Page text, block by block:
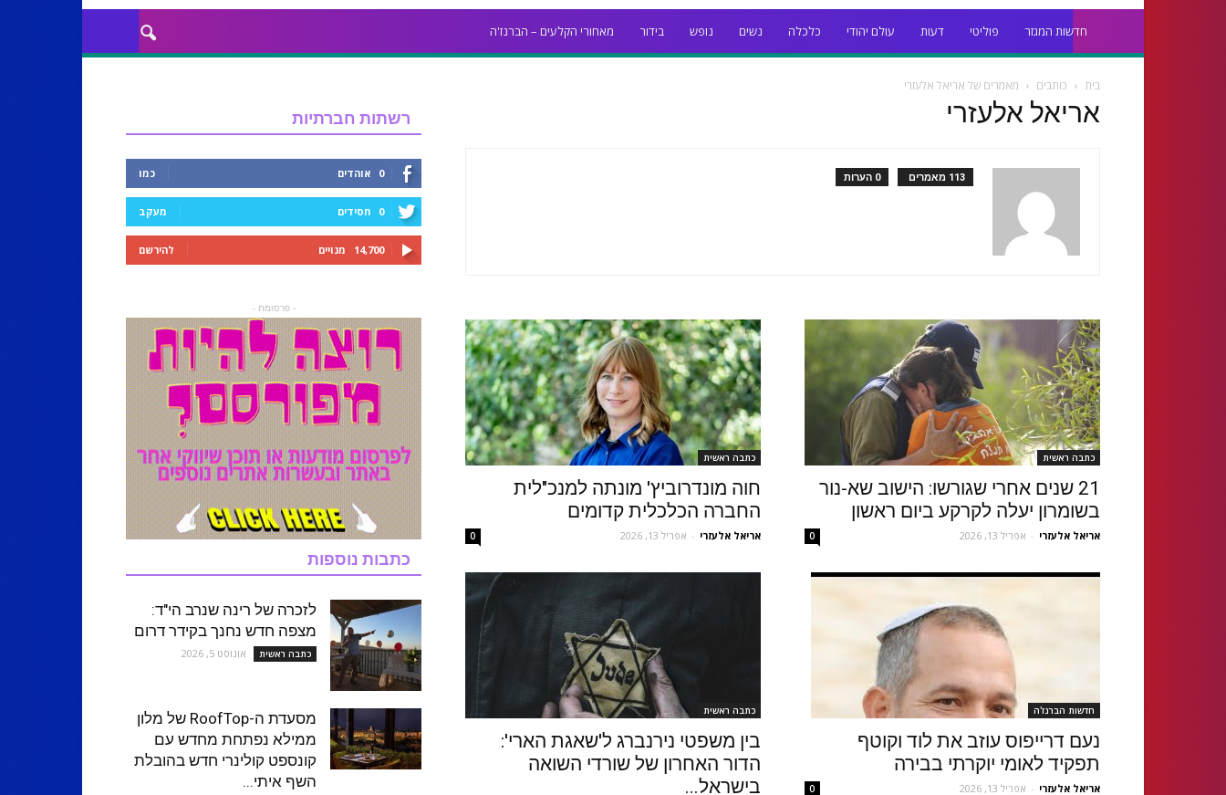
חדשות המגזר פוליטי דעות עולם יהודי כלכלה נשים נופש בידור מאחורי הקלעים – הברנז'ה
בית כותבים מאמרים של אריאל אלעזרי
אריאל אלעזרי
113 מאמרים 0 הערות
כתבה ראשית
21 שנים אחרי שגורשו: הישוב שא-נור
בשומרון יעלה לקרקע ביום ראשון
אריאל אלעזרי - אפריל 13, 2026 0
כתבה ראשית
חוה מונדרוביץ' מונתה למנכ"לית
החברה הכלכלית קדומים
אריאל אלעזרי - אפריל 13, 2026 0
חדשות הברנז'ה
נעם דרייפוס עוזב את לוד וקוטף
תפקיד לאומי יוקרתי בבירה
אריאל אלעזרי - אפריל 13, 2026 0
כתבה ראשית
בין משפטי נירנברג ל'שאגת הארי':
הדור האחרון של שורדי השואה
בישראל...
רשתות חברתיות
0 אוהדים כמו
0 חסידים מעקב
14,700 מנויים להירשם
- פרסומת -
כתבות נוספות
לזכרה של רינה שנרב הי"ד:
מצפה חדש נחנך בקידר דרום
כתבה ראשית אוגוסט 5, 2026
מסעדת ה-RoofTop של מלון
ממילא נפתחת מחדש עם
קונספט קולינרי חדש בהובלת
השף איתי...